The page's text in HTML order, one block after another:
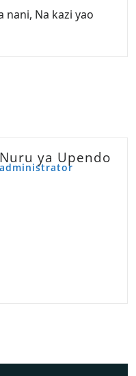
Na kazi yao
Nuru ya Upendo
administrator